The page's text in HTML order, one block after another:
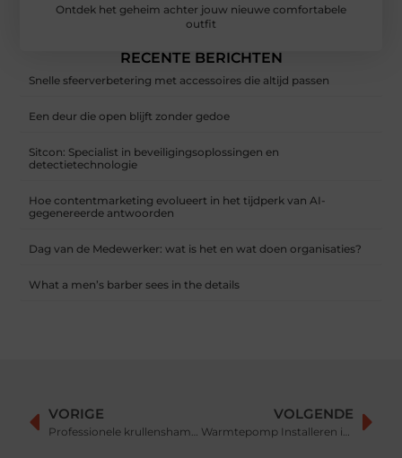
Ontdek het geheim achter jouw nieuwe comfortabele
outfit
RECENTE BERICHTEN
Snelle sfeerverbetering met accessoires die altijd passen
Een deur die open blijft zonder gedoe
Sitcon: Specialist in beveiligingsoplossingen en
detectietechnologie
Hoe contentmarketing evolueert in het tijdperk van AI-
gegenereerde antwoorden
Dag van de Medewerker: wat is het en wat doen organisaties?
What a men’s barber sees in the details
VORIGE
Professionele krullenshampoo voor kappers
VOLGENDE
Warmtepomp Installeren in Friesland: De Slimme Keuze voor Duurzaam Wonen